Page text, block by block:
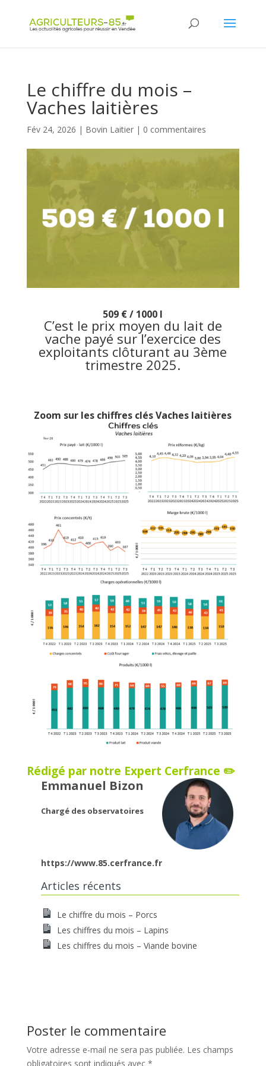
Le chiffre du mois –
Vaches laitières
Fév 24, 2026 | Bovin Laitier| 0 commentaires
509 € / 1000 l
C’est le prix moyen du lait de
vache payé sur l’exercice des
exploitants clôturant au 3ème
trimestre 2025.
Zoom sur les chiffres clés Vaches laitières
Rédigé par notre Expert Cerfrance ✏️
Emmanuel Bizon
Chargé des observatoires
https://www.85.cerfrance.fr
Articles récents
Le chiffre du mois – Porcs
Les chiffres du mois – Lapins
Les chiffres du mois – Viande bovine
Poster le commentaire
Votre adresse e-mail ne sera pas publiée. Les champs
obligatoires sont indiqués avec *